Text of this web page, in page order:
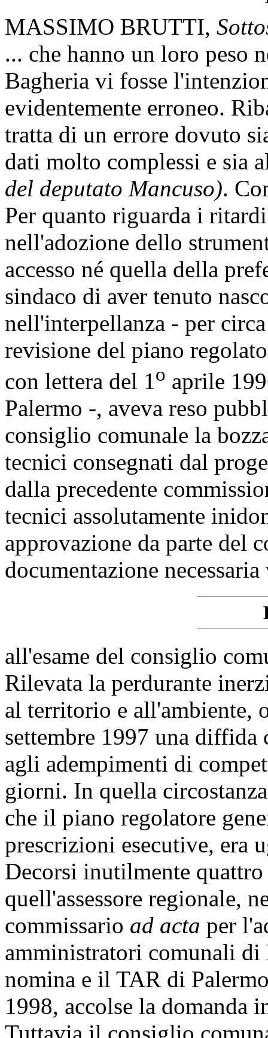
MASSIMO BRUTTI,
... che hanno un loro peso
Bagheria vi fosse
evidentemente erroneo.
tratta di un errore dovuto
dati molto complessi e sia
del deputato Mancuso).
Per quanto riguarda i
nell'adozione dello
accesso né quella della
sindaco di aver tenuto
nell'interpellanza - per
revisione del piano
con lettera del 1o aprile
Palermo -, aveva reso
consiglio comunale la
tecnici consegnati dal
dalla precedente
tecnici assolutamente
approvazione da parte del
documentazione
all'esame del consiglio
Rilevata la perdurante
al territorio e all'ambiente,
settembre 1997 una
agli adempimenti di
giorni. In quella
che il piano regolatore
prescrizioni esecutive, era
Decorsi inutilmente
quell'assessore regionale,
commissario ad acta per
amministratori comunali di
nomina e il TAR di
1998, accolse la domanda
Tuttavia il consiglio